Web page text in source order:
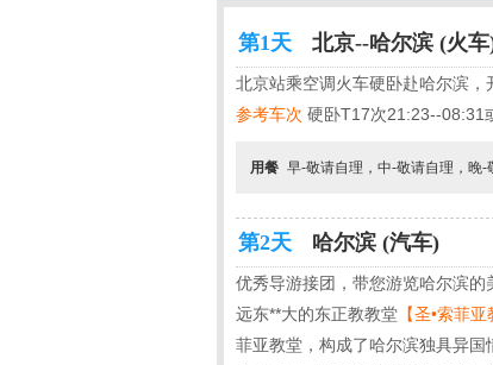
第1天 北京--哈尔滨 (火
北京站乘空调火车硬卧赴哈尔滨，
参考车次 硬卧T17次21:23--08:31
用餐 早-敬请自理，中-敬请自理，晚-
第2天 哈尔滨 (汽车)
优秀导游接团，带您游览哈尔滨
远东**大的东正教教堂 【圣•索菲亚
菲亚教堂，构成了哈尔滨独具异